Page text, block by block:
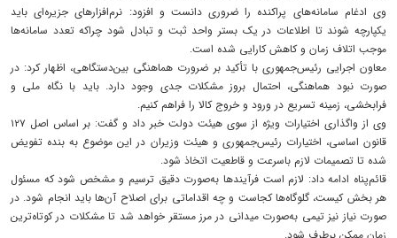
وی ادغام سامانه‌های پراکنده را ضروری دانست و افزود: نرم‌افزارهای جزیره‌ای باید
یکپارچه شوند تا اطلاعات در یک بستر واحد ثبت و تبادل شود چراکه تعدد سامانه‌ها
موجب اتلاف زمان و کاهش کارایی شده است.
معاون اجرایی رئیس‌جمهوری با تأکید بر ضرورت هماهنگی بین‌دستگاهی، اظهار کرد: در
صورت نبود هماهنگی، احتمال بروز مشکلات جدی وجود دارد. باید با نگاه ملی و
فرابخشی، زمینه تسریع در ورود و خروج کالا را فراهم کنیم.
وی از واگذاری اختیارات ویژه از سوی هیئت دولت خبر داد و گفت: بر اساس اصل ۱۲۷
قانون اساسی، اختیارات رئیس‌جمهوری و هیئت وزیران در این موضوع به بنده تفویض
شده تا تصمیمات لازم باسرعت و قاطعیت اتخاذ شود.
قائم‌پناه ادامه داد: لازم است فرآیندها به‌صورت دقیق ترسیم و مشخص شود که مسئول
هر بخش کیست، گلوگاه‌ها کجاست و چه اقداماتی برای اصلاح آن‌ها باید انجام شود. در
صورت نیاز نیز تیمی به‌صورت میدانی در مرز مستقر خواهد شد تا مشکلات در کوتاه‌ترین